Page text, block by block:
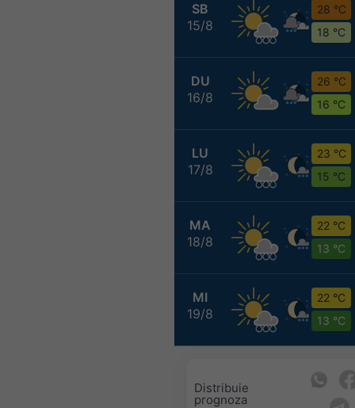
SB
15/8
28 °C
18 °C
DU
16/8
26 °C
16 °C
LU
17/8
23 °C
15 °C
MA
18/8
22 °C
13 °C
MI
19/8
22 °C
13 °C
Distribuie
prognoza